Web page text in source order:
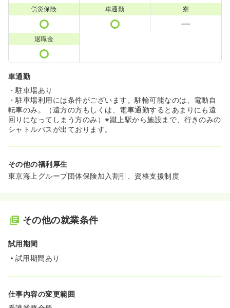
労災保険 車通勤 寮
退職金
車通勤
・駐車場あり
・駐車場利用には条件がございます。駐輪可能なのは、電動自
転車のみ。（遠方の方もしくは、電車通勤するとあまりにも遠
回りになってしまう方のみ）※蹴上駅から施設まで、行きのみの
シャトルバスが出ております。
その他の福利厚生
東京海上グループ団体保険加入割引、資格支援制度
その他の就業条件
試用期間
試用期間あり
仕事内容の変更範囲